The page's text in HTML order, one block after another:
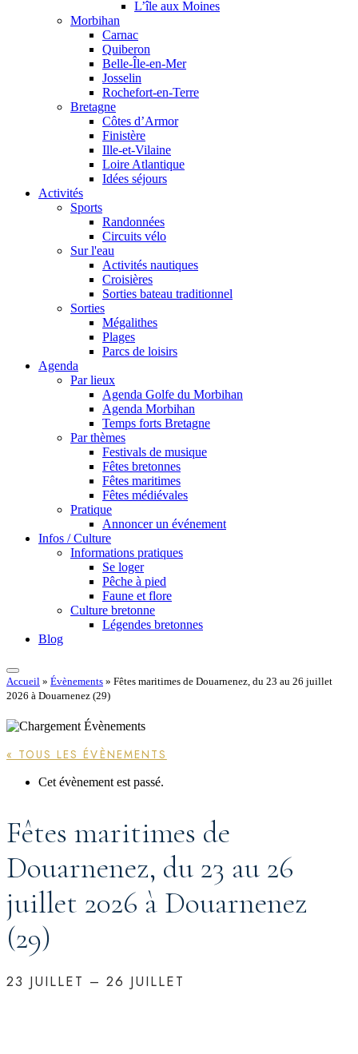
L’île aux Moines
Morbihan
Carnac
Quiberon
Belle-Île-en-Mer
Josselin
Rochefort-en-Terre
Bretagne
Côtes d’Armor
Finistère
Ille-et-Vilaine
Loire Atlantique
Idées séjours
Activités
Sports
Randonnées
Circuits vélo
Sur l'eau
Activités nautiques
Croisières
Sorties bateau traditionnel
Sorties
Mégalithes
Plages
Parcs de loisirs
Agenda
Par lieux
Agenda Golfe du Morbihan
Agenda Morbihan
Temps forts Bretagne
Par thèmes
Festivals de musique
Fêtes bretonnes
Fêtes maritimes
Fêtes médiévales
Pratique
Annoncer un événement
Infos / Culture
Informations pratiques
Se loger
Pêche à pied
Faune et flore
Culture bretonne
Légendes bretonnes
Blog
Accueil » Évènements » Fêtes maritimes de Douarnenez, du 23 au 26 juillet
2026 à Douarnenez (29)
« TOUS LES ÉVÈNEMENTS
Cet évènement est passé.
Fêtes maritimes de
Douarnenez, du 23 au 26
juillet 2026 à Douarnenez
(29)
23 JUILLET –26 JUILLET